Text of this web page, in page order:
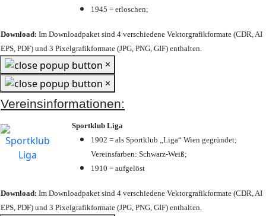
1945 = erloschen;
Download: Im Downloadpaket sind 4 verschiedene Vektorgrafikformate (CDR, AI
EPS, PDF) und 3 Pixelgrafikformate (JPG, PNG, GIF) enthalten.
×
×
Vereinsinformationen:
Sportklub Liga
1902 = als Sportklub „Liga“ Wien gegründet;
Vereinsfarben: Schwarz-Weiß;
1910 = aufgelöst
Download: Im Downloadpaket sind 4 verschiedene Vektorgrafikformate (CDR, AI
EPS, PDF) und 3 Pixelgrafikformate (JPG, PNG, GIF) enthalten.